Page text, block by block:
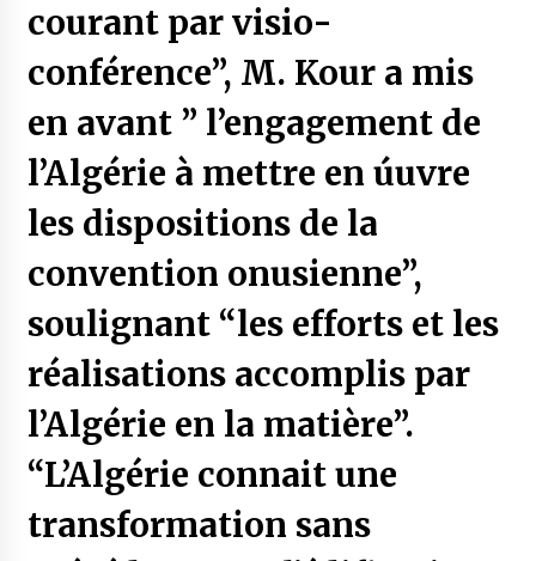
courant par visio-
conférence”, M. Kour a mis
en avant ” l’engagement de
l’Algérie à mettre en úuvre
les dispositions de la
convention onusienne”,
soulignant “les efforts et les
réalisations accomplis par
l’Algérie en la matière”.
“L’Algérie connait une
transformation sans